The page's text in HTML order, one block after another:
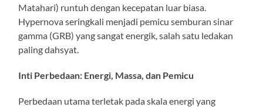
Matahari) runtuh dengan kecepatan luar biasa.
Hypernova seringkali menjadi pemicu semburan sinar
gamma (GRB) yang sangat energik, salah satu ledakan
paling dahsyat.
Inti Perbedaan: Energi, Massa, dan Pemicu
Perbedaan utama terletak pada skala energi yang